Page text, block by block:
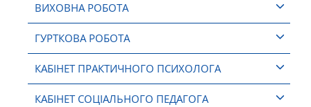
ВИХОВНА РОБОТА
ГУРТКОВА РОБОТА
КАБІНЕТ ПРАКТИЧНОГО ПСИХОЛОГА
КАБІНЕТ СОЦІАЛЬНОГО ПЕДАГОГА